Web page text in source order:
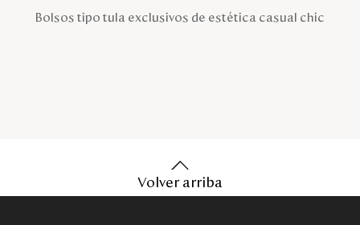
Bolsos tipo tula exclusivos de estética casual chic
Volver arriba